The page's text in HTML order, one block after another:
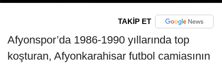
TAKİP ET
Afyonspor’da 1986-1990 yıllarında top
koşturan, Afyonkarahisar futbol camiasının